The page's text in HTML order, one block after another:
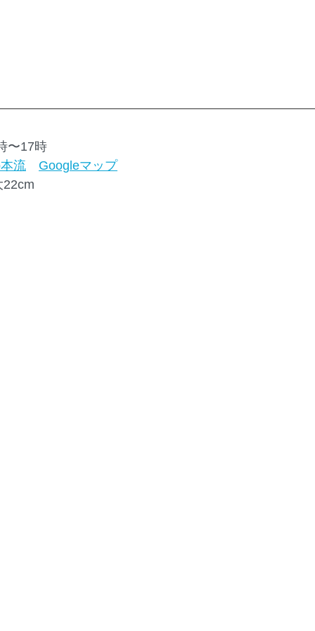
〜17時
流
Googleマップ
22cm